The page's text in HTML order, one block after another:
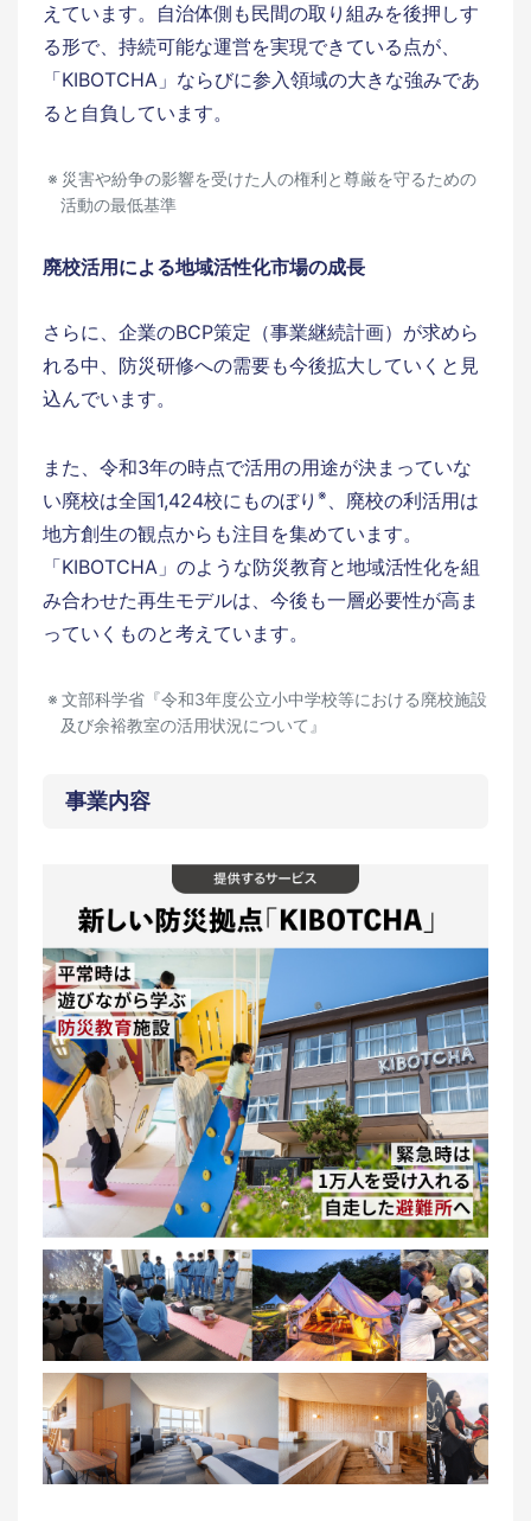
えています。自治体側も民間の取り組みを後押しす
る形で、持続可能な運営を実現できている点が、
「KIBOTCHA」ならびに参入領域の大きな強みであ
ると自負しています。
災害や紛争の影響を受けた人の権利と尊厳を守るための
活動の最低基準
廃校活用による地域活性化市場の成長
さらに、企業のBCP策定（事業継続計画）が求めら
れる中、防災研修への需要も今後拡大していくと見
込んでいます。
また、令和3年の時点で活用の用途が決まっていな
い廃校は全国1,424校にものぼり ※ 、廃校の利活用は
地方創生の観点からも注目を集めています。
「KIBOTCHA」のような防災教育と地域活性化を組
み合わせた再生モデルは、今後も一層必要性が高ま
っていくものと考えています。
文部科学省『令和3年度公立小中学校等における廃校施設
及び余裕教室の活用状況について』
事業内容